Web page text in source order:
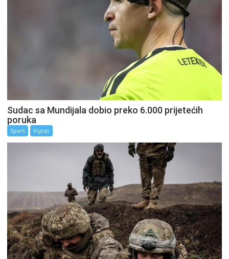
Sudac sa Mundijala dobio preko 6.000 prijetećih
poruka
Sport Vijesti